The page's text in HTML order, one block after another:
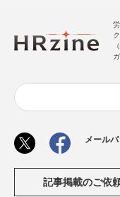
メール
記事掲載のご依